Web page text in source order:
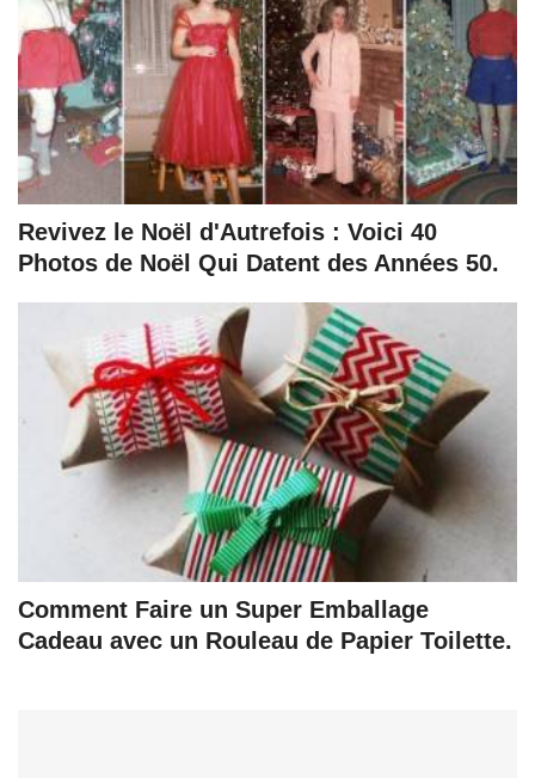
Revivez le Noël d'Autrefois : Voici 40
Photos de Noël Qui Datent des Années 50.
Comment Faire un Super Emballage
Cadeau avec un Rouleau de Papier Toilette.